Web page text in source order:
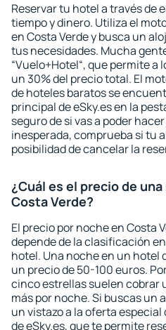
Reservar tu hotel a través de
tiempo y dinero. Utiliza el
en Costa Verde y busca un
tus necesidades. Mucha
“Vuelo+Hotel“, que permite
un 30% del precio total. El
de hoteles baratos se
principal de eSky.es en la
seguro de si vas a poder
inesperada, comprueba si tu
posibilidad de cancelar la
¿Cuál es el precio de
Costa Verde?
El precio por noche en Costa
depende de la clasificación
hotel. Una noche en un hotel
un precio de 50-100 euros.
cinco estrellas suelen cobrar
más por noche. Si buscas un
un vistazo a la oferta especial
de eSky.es, que te permite